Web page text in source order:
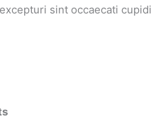
sint occaecati